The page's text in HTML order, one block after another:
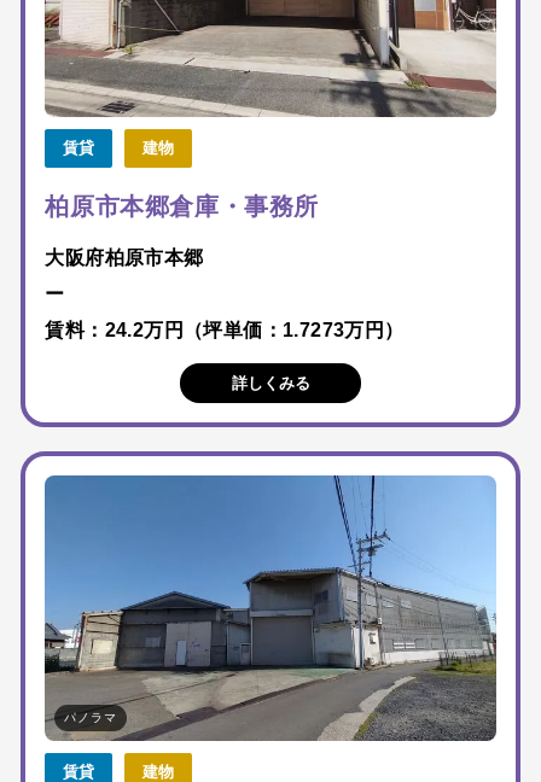
賃貸 建物
柏原市本郷倉庫・事務所
大阪府柏原市本郷
ー
賃料：24.2万円（坪単価：1.7273万円）
詳しくみる
パノラマ
賃貸 建物